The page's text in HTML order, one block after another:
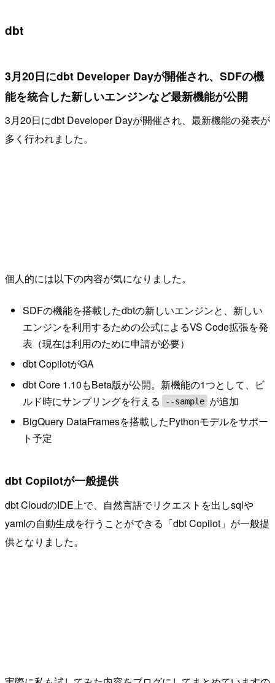
dbt
3月20日にdbt Developer Dayが開催され、SDFの機
能を統合した新しいエンジンなど最新機能が公開
3月20日にdbt Developer Dayが開催され、最新機能の発表が
多く行われました。
個人的には以下の内容が気になりました。
SDFの機能を搭載したdbtの新しいエンジンと、新しい
エンジンを利用するための公式によるVS Code拡張を発
表（現在は利用のために申請が必要）
dbt CopilotがGA
dbt Core 1.10もBeta版が公開。新機能の1つとして、ビ
ルド時にサンプリングを行える
--sample が追加
BigQuery DataFramesを搭載したPythonモデルをサポー
ト予定
dbt Copilotが一般提供
dbt CloudのIDE上で、自然言語でリクエストを出しsqlや
yamlの自動生成を行うことができる「dbt Copilot」が一般提
供となりました。